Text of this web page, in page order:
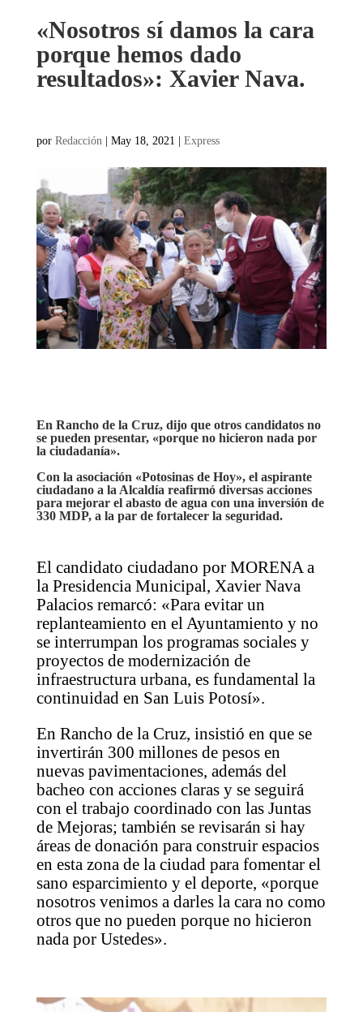
«Nosotros sí damos la cara
porque hemos dado
resultados»: Xavier Nava.
por Redacción | May 18, 2021 | Express
En Rancho de la Cruz, dijo que otros candidatos no
se pueden presentar, «porque no hicieron nada por
la ciudadanía».
Con la asociación «Potosinas de Hoy», el aspirante
ciudadano a la Alcaldía reafirmó diversas acciones
para mejorar el abasto de agua con una inversión de
330 MDP, a la par de fortalecer la seguridad.
El candidato ciudadano por MORENA a
la Presidencia Municipal, Xavier Nava
Palacios remarcó: «Para evitar un
replanteamiento en el Ayuntamiento y no
se interrumpan los programas sociales y
proyectos de modernización de
infraestructura urbana, es fundamental la
continuidad en San Luis Potosí».
En Rancho de la Cruz, insistió en que se
invertirán 300 millones de pesos en
nuevas pavimentaciones, además del
bacheo con acciones claras y se seguirá
con el trabajo coordinado con las Juntas
de Mejoras; también se revisarán si hay
áreas de donación para construir espacios
en esta zona de la ciudad para fomentar el
sano esparcimiento y el deporte, «porque
nosotros venimos a darles la cara no como
otros que no pueden porque no hicieron
nada por Ustedes».